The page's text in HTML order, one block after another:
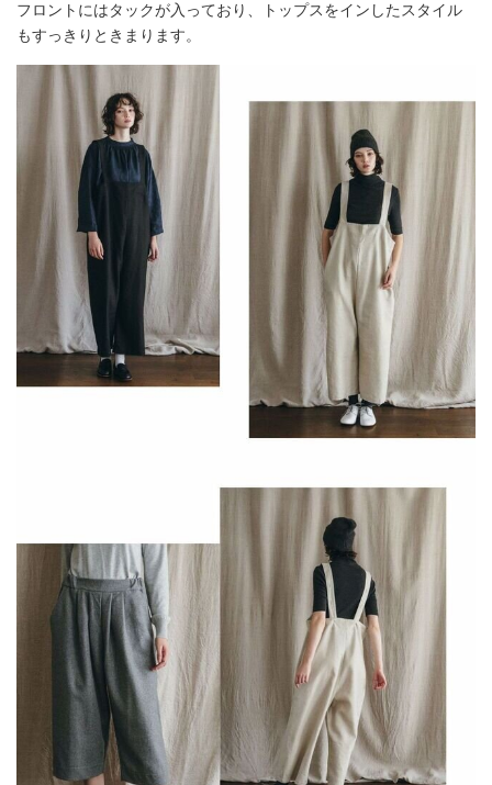
フロントにはタックが入っており、トップスをインしたスタイル
もすっきりときまります。